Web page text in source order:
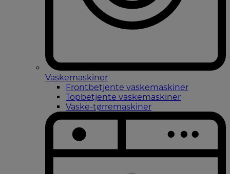
Vaskemaskiner
Frontbetjente vaskemaskiner
Topbetjente vaskemaskiner
Vaske-tørremaskiner